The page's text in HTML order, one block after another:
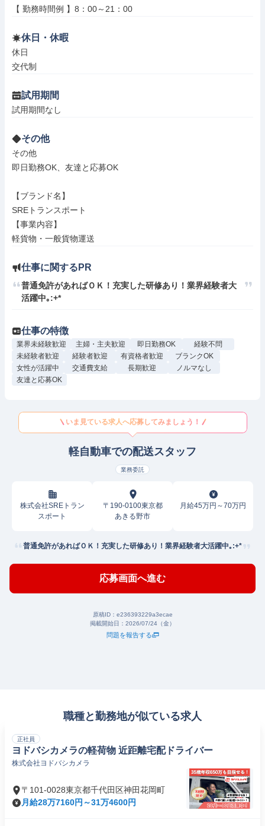
【 勤務時間例 】8：00～21：00
休日・休暇
休日
交代制
試用期間
試用期間なし
その他
その他
即日勤務OK、友達と応募OK
【ブランド名】
SREトランスポート
【事業内容】
軽貨物・一般貨物運送
仕事に関するPR
普通免許があればＯＫ！充実した研修あり！業界経験者大
活躍中｡:+*
仕事の特徴
業界未経験歓迎 主婦・主夫歓迎 即日勤務OK
経験不問
未経験者歓迎
経験者歓迎 有資格者歓迎
ブランクOK
女性が活躍中
交通費支給 長期歓迎
ノルマなし
友達と応募OK
いま見ている求人へ応募してみましょう！
軽自動車での配送スタッフ
業務委託
株式会社SREトラン
スポート
〒190-0100東京都
あきる野市
月給45万円～70万円
普通免許があればＯＫ！充実した研修あり！業界経験者大活躍中｡:+*
応募画面へ進む
原稿ID： e236393229a3ecae
掲載開始日： 2026/07/24（金）
問題を報告する
職種と勤務地が似ている求人
正社員
ヨドバシカメラの軽荷物 近距離宅配ドライバー
株式会社ヨドバシカメラ
〒101-0028東京都千代田区神田花岡町
月給28万7160円～31万4600円